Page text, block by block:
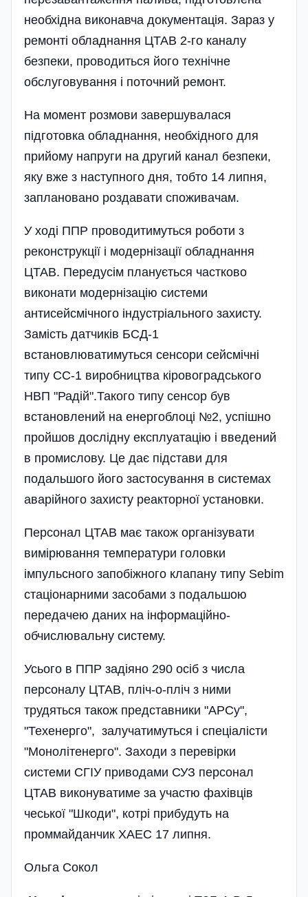
необхідна виконавча документація. Зараз у
ремонті обладнання ЦТАВ 2-го каналу
безпеки, проводиться його технічне
обслуговування і поточний ремонт.
На момент розмови завершувалася
підготовка обладнання, необхідного для
прийому напруги на другий канал безпеки,
яку вже з наступного дня, тобто 14 липня,
заплановано роздавати споживачам.
У ході ППР проводитимуться роботи з
реконструкції і модернізації обладнання
ЦТАВ. Передусім планується частково
виконати модернізацію системи
антисейсмічного індустріального захисту.
Замість датчиків БСД-1
встановлюватимуться сенсори сейсмічні
типу СС-1 виробництва кіровоградського
НВП "Радій".Такого типу сенсор був
встановлений на енергоблоці №2, успішно
пройшов дослідну експлуатацію і введений
в промислову. Це дає підстави для
подальшого його застосування в системах
аварійного захисту реакторної установки.
Персонал ЦТАВ має також організувати
вимірювання температури головки
імпульсного запобіжного клапану типу Sebim
стаці­онарними засобами з подальшою
передачею даних на інформаційно-
обчислювальну систему.
Усього в ППР задіяно 290 осіб з числа
персоналу ЦТАВ, пліч-о-пліч з ними
трудяться також представники "АРСу",
"Техенерго", залучатимуться і спеціалісти
"Монолітенерго". Заходи з перевірки
системи СГІУ приводами СУЗ персонал
ЦТАВ виконуватиме за участю фахівців
чеської "Шкоди", котрі прибудуть на
проммайданчик ХАЕС 17 липня.
Ольга Сокол